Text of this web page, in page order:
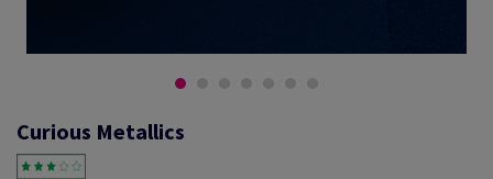
Curious Metallics